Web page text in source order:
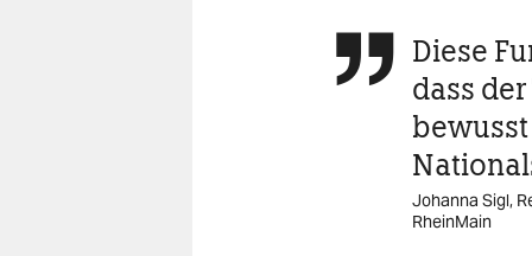
 Diese
dass
Johanna Sigl,
RheinMain